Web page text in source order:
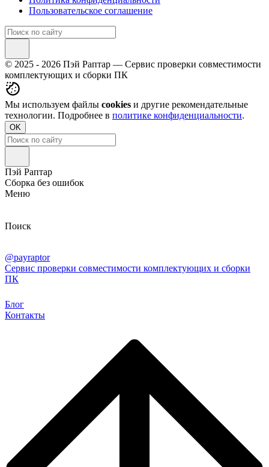
Пользовательское соглашение
© 2025 - 2026 Пэй Раптар — Сервис проверки совместимости
комплектующих и сборки ПК
Мы используем файлы cookies и другие рекомендательные
технологии. Подробнее в политике конфиденциальности.
OK
Пэй Раптар
Сборка без ошибок
Меню
Поиск
@payraptor
Сервис проверки совместимости комплектующих и сборки
ПК
Блог
Контакты